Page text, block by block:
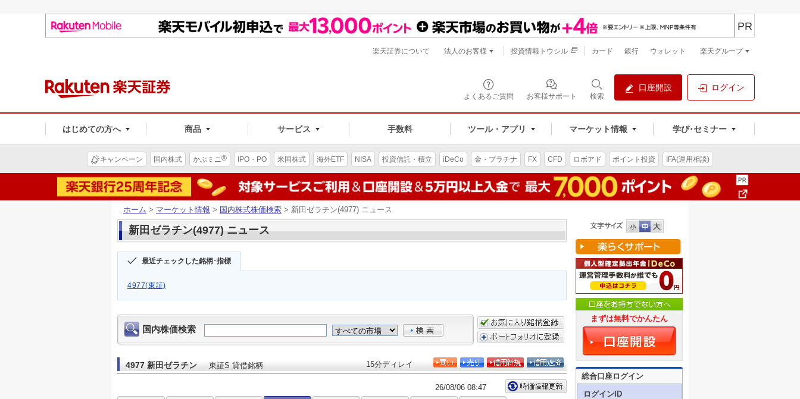
よくあるご質問 お客様サポート 検索
口座開設 ログイン
はじめての方へ 商品 サービス 手数料 ツール・アプリ マーケット情報 学び･セミナー
PR
楽天証券について 法人のお客様 投資情報トウシル カード 銀行 ウォレット 楽天グループ
キャンペーン 国内株式 かぶミニ® IPO・PO 米国株式 海外ETF NISA 投資信託・積立 iDeCo 金・プラチナ FX CFD ロボアド ポイント投資 IFA(運用相談)
ホーム > マーケット情報 > 国内株式株価検索 > 新田ゼラチン(4977) ニュース
新田ゼラチン(4977) ニュース
最近チェックした銘柄･指標
4977(東証)
まずは無料でかんたん
総合口座ログイン
ログインID